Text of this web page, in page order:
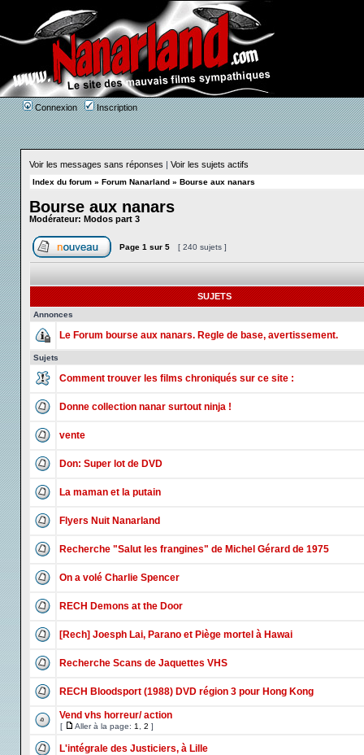
Connexion Inscription
Voir les messages sans réponses | Voir les sujets actifs
Index du forum » Forum Nanarland » Bourse aux nanars
Bourse aux nanars
Modérateur: Modos part 3
Page 1 sur 5 [ 240 sujets ]
SUJETS
Annonces
Le Forum bourse aux nanars. Regle de base, avertissement.
Sujets
Comment trouver les films chroniqués sur ce site :
Donne collection nanar surtout ninja !
vente
Don: Super lot de DVD
La maman et la putain
Flyers Nuit Nanarland
Recherche "Salut les frangines" de Michel Gérard de 1975
On a volé Charlie Spencer
RECH Demons at the Door
[Rech] Joesph Lai, Parano et Piège mortel à Hawai
Recherche Scans de Jaquettes VHS
RECH Bloodsport (1988) DVD région 3 pour Hong Kong
Vend vhs horreur/ action
[ Aller à la page: 1 2 ]
L'intégrale des Justiciers, à Lille